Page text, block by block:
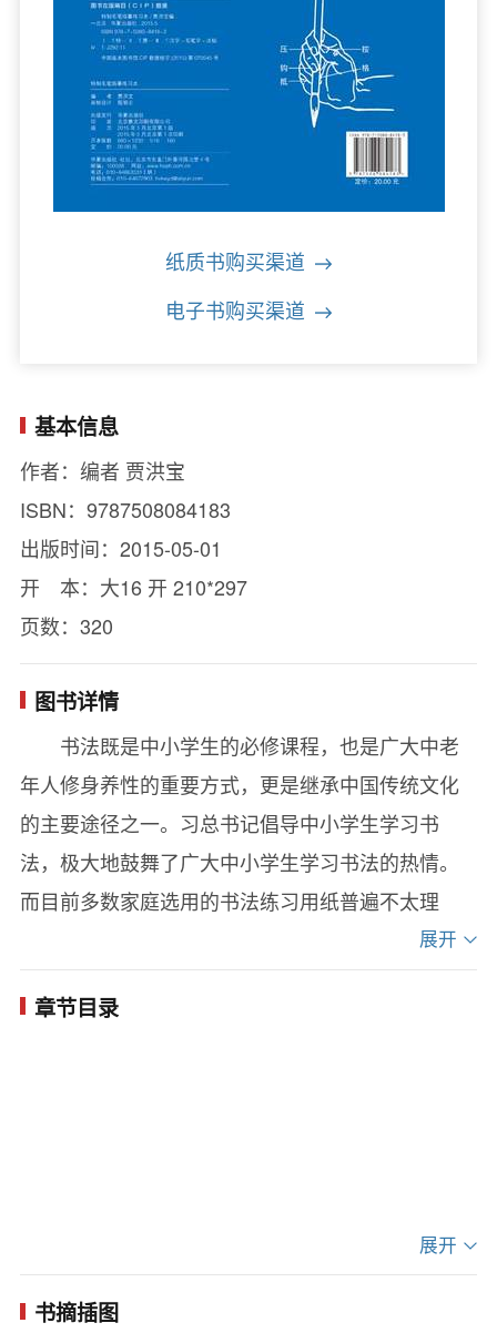
纸质书购买渠道
电子书购买渠道
基本信息
作者：编者 贾洪宝
ISBN：9787508084183
出版时间：2015-05-01
开 本：大16 开 210*297
页数：320
图书详情
书法既是中小学生的必修课程，也是广大中老
年人修身养性的重要方式，更是继承中国传统文化
的主要途径之一。习总书记倡导中小学生学习书
法，极大地鼓舞了广大中小学生学习书法的热情。
而目前多数家庭选用的书法练习用纸普遍不太理
想：废弃报刊图书、复印打印纸摩擦系数达不到标
准，导致练习效果大打折扣；宣纸、仿宣纸的费用
又超过了一般家庭的承受能力；市场销售的练习本
展开
章节目录
展开
书摘插图